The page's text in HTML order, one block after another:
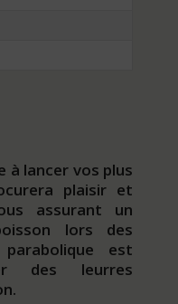
à lancer vos plus
plaisir et
assurant un
lors des
est
des leurres